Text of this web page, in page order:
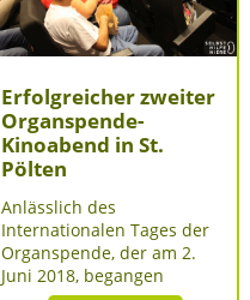
Erfolgreicher zweiter
Organspende-
Kinoabend in St.
Pölten
Anlässlich des
Internationalen Tages der
Organspende, der am 2.
Juni 2018, begangen